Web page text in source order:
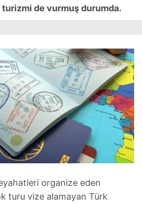
de vurmuş durumda.
organize eden
turu vize alamayan Türk